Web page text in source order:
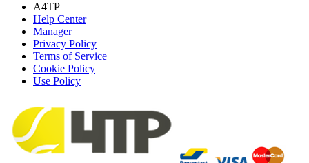
A4TP
Help Center
Manager
Privacy Policy
Terms of Service
Cookie Policy
Use Policy